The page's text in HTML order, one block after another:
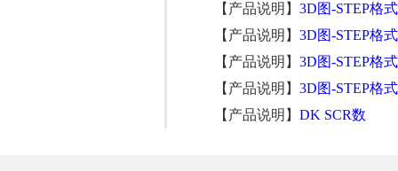
【产品说明】3D图-STEP格
【产品说明】3D图-STEP格
【产品说明】3D图-STEP格
【产品说明】3D图-STEP格
【产品说明】DK SCR数